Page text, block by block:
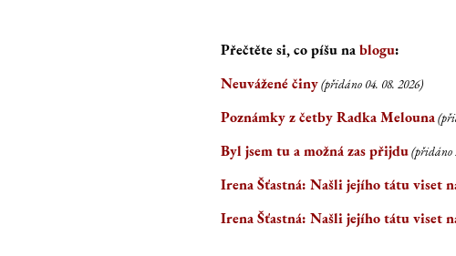
Přečtěte si, co píšu nablogu:
Neuvážené činy(přidáno 04. 08. 2026)
Poznámky z četby Radka Melouna
Byl jsem tu a možná zas přijdu(přidáno
Irena Šťastná: Našli jejího tátu viset
Irena Šťastná: Našli jejího tátu viset